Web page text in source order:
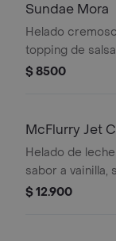
Sundae Mora
Helado
topping de
$ 8500
McFlurry Jet
Helado de
sabor a vainilla,
arroz inflado y
$ 12.900